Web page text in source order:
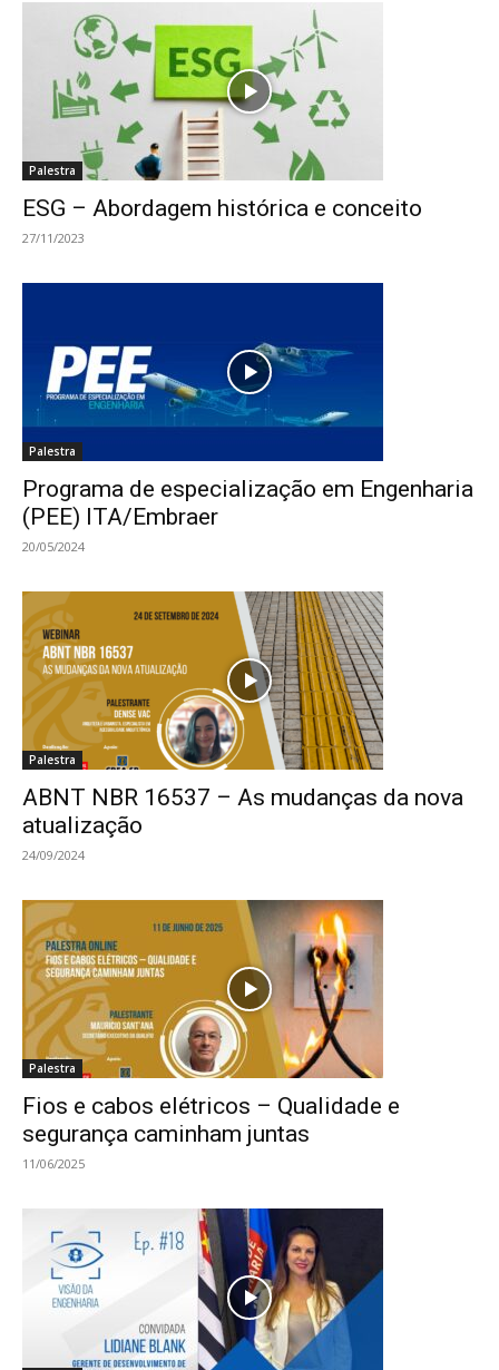
Palestra
ESG – Abordagem histórica e conceito
27/11/2023
Palestra
Programa de especialização em Engenharia
(PEE) ITA/Embraer
20/05/2024
Palestra
ABNT NBR 16537 – As mudanças da nova
atualização
24/09/2024
Palestra
Fios e cabos elétricos – Qualidade e
segurança caminham juntas
11/06/2025